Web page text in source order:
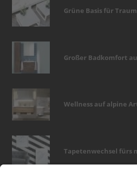
Grüne Basis für
Großer Badkomfort
Wellness auf alpine
Tapetenwechsel fürs